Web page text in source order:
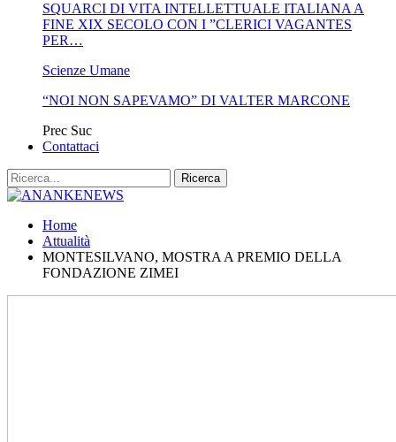
SQUARCI DI VITA INTELLETTUALE ITALIANA A
FINE XIX SECOLO CON I ”CLERICI VAGANTES
PER…
Scienze Umane
“NOI NON SAPEVAMO” DI VALTER MARCONE
Prec Suc
Contattaci
Home
Attualità
MONTESILVANO, MOSTRA A PREMIO DELLA
FONDAZIONE ZIMEI